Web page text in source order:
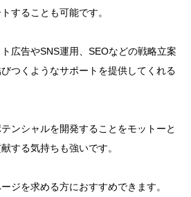
することも可能です。
広告やSNS運用、SEOなどの戦略立案
つくようなサポートを提供してくれる
ンシャルを開発することをモットーと
する気持ちも強いです。
ジを求める方におすすめできます。